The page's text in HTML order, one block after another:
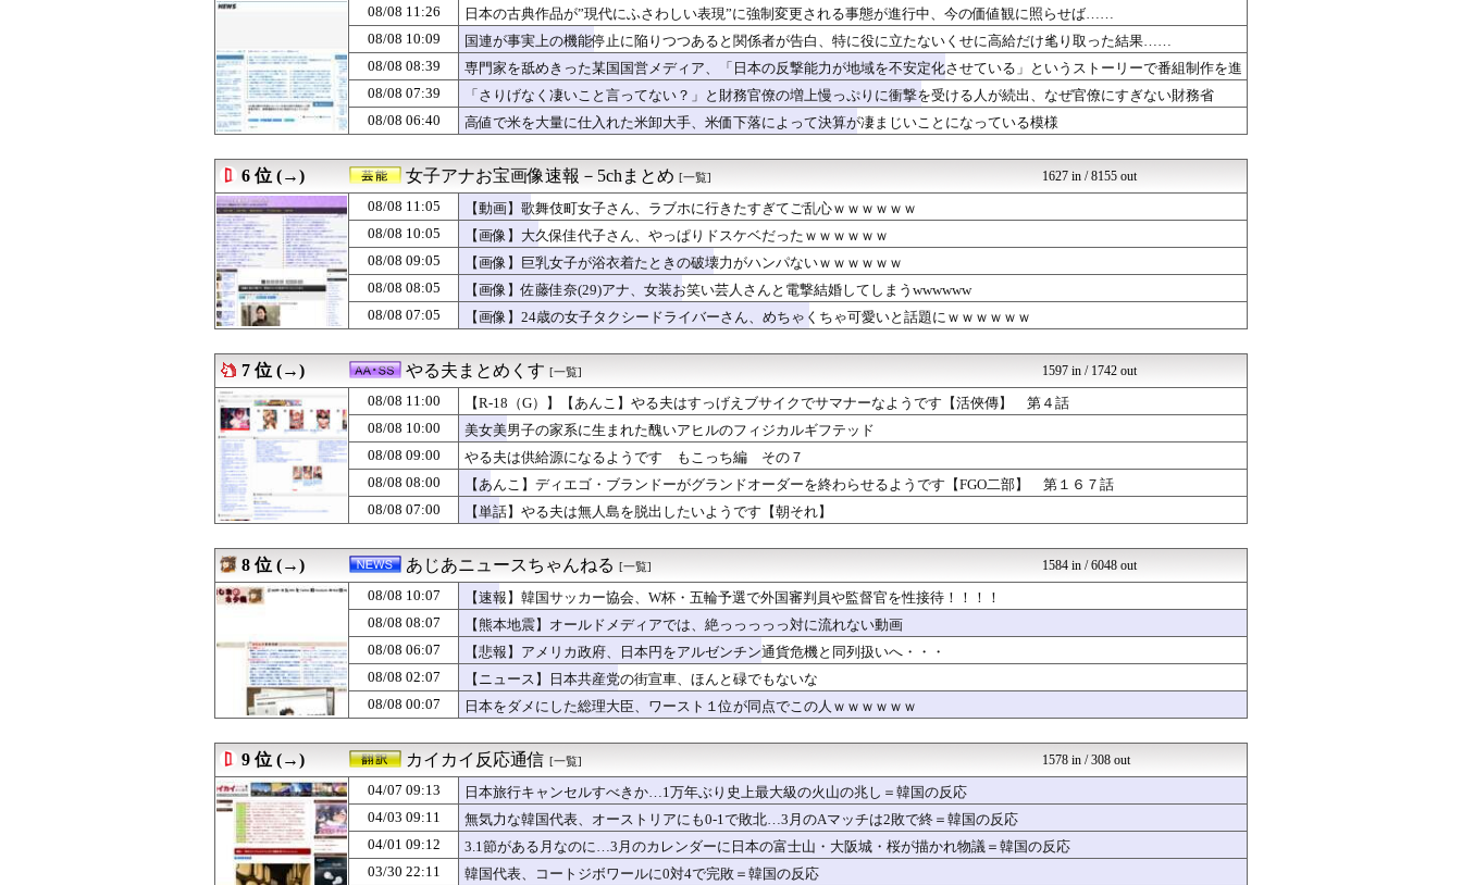
08/08 10:34
筋トレとかいうコスパの良くない趣味wvywvyw
筋トレ予備校まとめ
おまえらが今でも覚えているキャッチコピー [422186189]
いたしん！
08/08 10:31
彼女に誕プレで貰った財布の箱を捨てたらブチギレられたんやが
気団談
08/08 10:31
管理職は残業代出さなくていい←これおかしいだろ
まとめABC
08/08 10:31
海外「時代の流れ」少年ジャンプ発行部数が初の100万部割れ（海外の反応）
海外のお前ら 海外の反応
08/08 10:30
『ドラゴンボール』のサイヤ人のネーミングは秀逸だけど
ああ言えばForYou
08/08 10:30
【悲報】40代女性社員が臨時くんに衝撃の勘違い告白されるｗｗｗｗ
気団まとめ-噫無情-｜嫁・...
08/08 10:30
【朗報】阪神佐藤輝明、田淵幸一・掛布雅之に並ぶ5年連続70打点！「いいイメージ...
08/08 10:30
広末涼子、『THE TIME,』で地上波復帰 バースデーライブ密着
芸能人ニュース速報
08/08 10:30
【悲報】とんでもない交際報告をした大物YouTuberさん、破局を発表😭
08/08 10:30
【MLB】化け物みたいな球を投げるクローザーを先発に転向させないのはなんで？ ...
Red4 海外の反応まとめ
08/08 10:29
『シュタインズ・ゲート リブート』鳳凰院凶真が存在しないγ（ガンマ）世界線が追...
漫画まとめ速報
08/08 10:29
【食料自給率】過去最低37% 25年度、コメ消費減響く
08/08 10:26
中国海警局と中国海軍の船が衝突で2人死亡、事故から約1年を経て公表…南シナ海で...
08/08 10:25
【悲報】sexした後本領発揮してくる女ｗｗｗｗｗｗｗｗｗｗwwww
バズッター速報
08/08 10:23
【胸熱】中居正広、熊本に人知れず支援か 10年前の震災では3度現地入り「誰にも...
哲学ニュースnwk
08/08 10:19
外国人「アジア杯で優勝するんだ」日本代表、W杯ポット1入りに現実味!?2030...
NO FOOTY NO L...
08/08 10:18
【衝撃】旅館「この押入れには布団は入ってません」←これｗｗｗｗｗ(※画像あり)
08/08 10:15
【悲報】韓国サッカー協会、外国人審判らへ性的接待疑惑→ロンドン五輪銅メダルはく...
【サッカー まとめ】サカラ...
08/08 10:15
【阪神】藤川監督「なかなかこういう展開もなかったと思う」痛恨の逆転負けに肩落と...
とらほー速報
08/08 10:15
永久追放が待たれる 〜 韓国サッカー協会、外国人審判らへ性的接待疑惑→ロンドン...
反日愚国 恨寓瘻
08/08 10:15
彼女に「なかoししていい？」って聞いたらこうなるwww
08/08 10:12
【謎】サウジ・パキスタン・トルコが軍事同盟…これどこと戦う気？
NEWSまとめもりー｜2c...
08/08 10:12
夫に不倫がバレたが離婚ではなく再構築を夫が望んだ。その理由が驚愕の理由だった
浮気ちゃんねる
08/08 10:10
【崩壊寸前】夫がバイトの子を「放っておけない」とか言い訳する理由がコレｗｗｗｗ
08/08 10:10
【速報】岐阜のF-2戦闘機に正体不明の大型ミサイル確認 迎撃火器回避を備えた1...
おーるじゃんる
08/08 10:09
国連が事実上の機能停止に陥りつつあると関係者が告白、特に役に立たないくせに高給...
08/08 10:09
カープ床田『左肩関節周囲炎(通称四十肩)』との診断。最短での復帰も視野
【朗報】トランプ大統領、日本を高く評価「真珠湾攻撃以外は非常に良い」
【悲報】日向坂46、新曲タイトル『イチャイチャ虫』でガチ終了
乃木坂46まとめ 乃木りん...
08/08 10:07
【速報】韓国サッカー協会、W杯・五輪予選で外国審判員や監督官を性接待！！！！
08/08 10:06
元嫁に頻繁に会ってる娘に今嫁には言わないように伝えた。でも元嫁と会うこと自体を...
08/08 10:05
『プレイステーション2』出た時って衝撃だったよな
げぇ速
08/08 10:05
【画像】『20代にしか見えない30代女子』、めちゃくちゃ若くて可愛いｗｗｗｗｗ...
不思議.net - 5ch...
08/08 10:05
【画像】大久保佳代子さん、やっぱりドスケベだったｗｗｗｗｗｗ
女子アナお宝画像速報－5c...
08/08 10:04
【画像】女性声優「私はね、ハゲてる人が好きなの」
おたくみくす 声優まとめ
08/08 10:03
同棲6年の彼に将来への不安から家を出たいと伝えた。すると「出て行くと言うなら結...
08/08 10:02
セの投手の打席、平均打率0割台ケガのリスクあり走って疲れる←これを今年までやっ...
竜速（りゅうそく）
08/08 10:02
【画像】日本一のソープランドwwwww
いたしん！
08/08 10:02
【悲報】Switch2のゲームがやりたいのに内蔵容量が足りなくてゲームができな...
mutyunのゲーム+αブ...
08/08 10:02
【GジェネE】最新の機体ティア表作ったぞ！
08/08 11:26
日本の古典作品が”現代にふさわしい表現”に強制変更される事態が進行中、今の価値観に照らせば……
08/08 10:09
国連が事実上の機能停止に陥りつつあると関係者が告白、特に役に立たないくせに高給だけ毟り取った結果……
08/08 08:39
専門家を舐めきった某国国営メディア、「日本の反撃能力が地域を不安定化させている」というストーリーで番組制作を進
めようとするも……
08/08 07:39
「さりげなく凄いこと言ってない？」と財務官僚の増上慢っぷりに衝撃を受ける人が続出、なぜ官僚にすぎない財務省
が……
08/08 06:40 高値で米を大量に仕入れた米卸大手、米価下落によって決算が凄まじいことになっている模様
6 位 (→) 女子アナお宝画像速報－5chまとめ [一覧] 1627 in / 8155 out
08/08 11:05
【動画】歌舞伎町女子さん、ラブホに行きたすぎてご乱心ｗｗｗｗｗｗ
08/08 10:05
【画像】大久保佳代子さん、やっぱりドスケベだったｗｗｗｗｗｗ
08/08 09:05
【画像】巨乳女子が浴衣着たときの破壊力がハンパないｗｗｗｗｗｗ
08/08 08:05
【画像】佐藤佳奈(29)アナ、女装お笑い芸人さんと電撃結婚してしまうwwwwww
08/08 07:05
【画像】24歳の女子タクシードライバーさん、めちゃくちゃ可愛いと話題にｗｗｗｗｗｗ
7 位 (→) やる夫まとめくす [一覧] 1597 in / 1742 out
08/08 11:00
【R-18（G）】【あんこ】やる夫はすっげえブサイクでサマナーなようです【活俠傳】 第４話
08/08 10:00
美女美男子の家系に生まれた醜いアヒルのフィジカルギフテッド
08/08 09:00
やる夫は供給源になるようです もこっち編 その７
08/08 08:00
【あんこ】ディエゴ・ブランドーがグランドオーダーを終わらせるようです【FGO二部】 第１６７話
08/08 07:00
【単話】やる夫は無人島を脱出したいようです【朝それ】
8 位 (→) あじあニュースちゃんねる [一覧] 1584 in / 6048 out
08/08 10:07
【速報】韓国サッカー協会、W杯・五輪予選で外国審判員や監督官を性接待！！！！
08/08 08:07
【熊本地震】オールドメディアでは、絶っっっっっ対に流れない動画
08/08 06:07
【悲報】アメリカ政府、日本円をアルゼンチン通貨危機と同列扱いへ・・・
08/08 02:07
【ニュース】日本共産党の街宣車、ほんと碌でもないな
08/08 00:07
日本をダメにした総理大臣、ワースト１位が同点でこの人ｗｗｗｗｗｗ
9 位 (→) カイカイ反応通信 [一覧] 1578 in / 308 out
04/07 09:13
日本旅行キャンセルすべきか…1万年ぶり史上最大級の火山の兆し＝韓国の反応
04/03 09:11
無気力な韓国代表、オーストリアにも0-1で敗北…3月のAマッチは2敗で終＝韓国の反応
04/01 09:12
3.1節がある月なのに…3月のカレンダーに日本の富士山・大阪城・桜が描かれ物議＝韓国の反応
03/30 22:11
韓国代表、コートジボワールに0対4で完敗＝韓国の反応